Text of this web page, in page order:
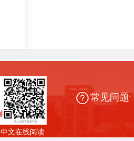
中文在线阅读
常见问题